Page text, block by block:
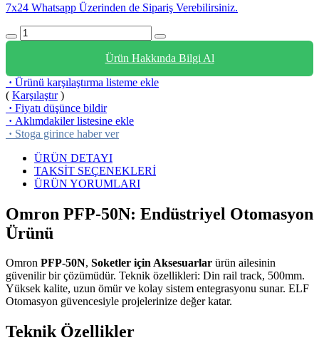
7x24 Whatsapp Üzerinden de Sipariş Verebilirsiniz.
Ürün Hakkında Bilgi Al
· Ürünü karşılaştırma listeme ekle
( Karşılaştır)
· Fiyatı düşünce bildir
· Aklımdakiler listesine ekle
· Stoga girince haber ver
ÜRÜN DETAYI
TAKSİT SEÇENEKLERİ
ÜRÜN YORUMLARI
Omron PFP-50N: Endüstriyel Otomasyon
Ürünü
Omron PFP-50N, Soketler için Aksesuarlar ürün ailesinin
güvenilir bir çözümüdür. Teknik özellikleri: Din rail track, 500mm.
Yüksek kalite, uzun ömür ve kolay sistem entegrasyonu sunar. ELF
Otomasyon güvencesiyle projelerinize değer katar.
Teknik Özellikler